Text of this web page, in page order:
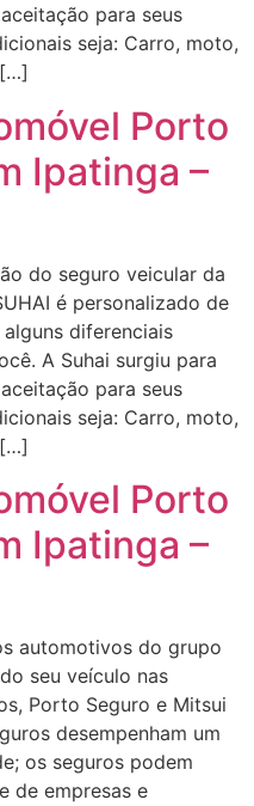
para seus
seja: Carro, moto,
Porto
Ipatinga –
do seguro veicular da
é personalizado de
diferenciais
A Suhai surgiu para
para seus
seja: Carro, moto,
Porto
Ipatinga –
automotivos do grupo
seu veículo nas
Porto Seguro e Mitsui
desempenham um
os seguros podem
de empresas e